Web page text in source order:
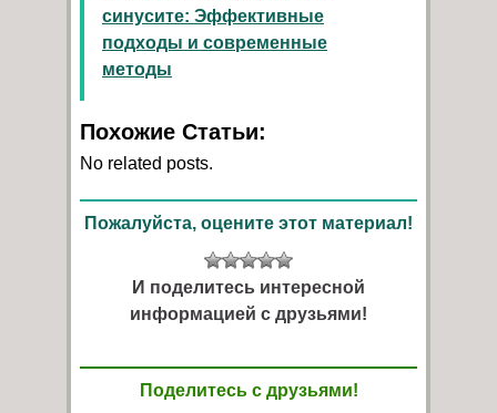
синусите: Эффективные
подходы и современные
методы
Похожие Статьи:
No related posts.
Пожалуйста, оцените этот материал!
И поделитесь интересной
информацией с друзьями!
Поделитесь с друзьями!